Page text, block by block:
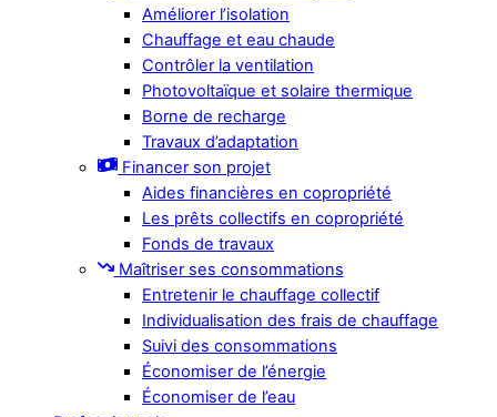
Améliorer l’isolation
Chauffage et eau chaude
Contrôler la ventilation
Photovoltaïque et solaire thermique
Borne de recharge
Travaux d’adaptation
Financer son projet
Aides financières en copropriété
Les prêts collectifs en copropriété
Fonds de travaux
Maîtriser ses consommations
Entretenir le chauffage collectif
Individualisation des frais de chauffage
Suivi des consommations
Économiser de l’énergie
Économiser de l’eau